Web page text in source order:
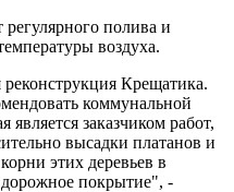
регулярного полива и
воздуха.
Крещатика.
коммунальной
заказчиком работ,
высадки платанов и
этих деревьев в
покрытие", -